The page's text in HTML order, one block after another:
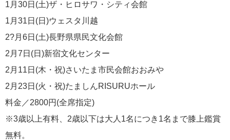
1月30日(土)ザ・ヒロサワ・シティ会館
1月31日(日)ウェスタ川越
2?月6日(土)長野県県民文化会館
2月7日(日)新宿文化センター
2月11日(木・祝)さいたま市民会館おおみや
2月23日(火・祝)たましんRISURUホール
料金／2800円(全席指定)
※3歳以上有料、2歳以下は大人1名につき1名まで膝上鑑賞
無料。